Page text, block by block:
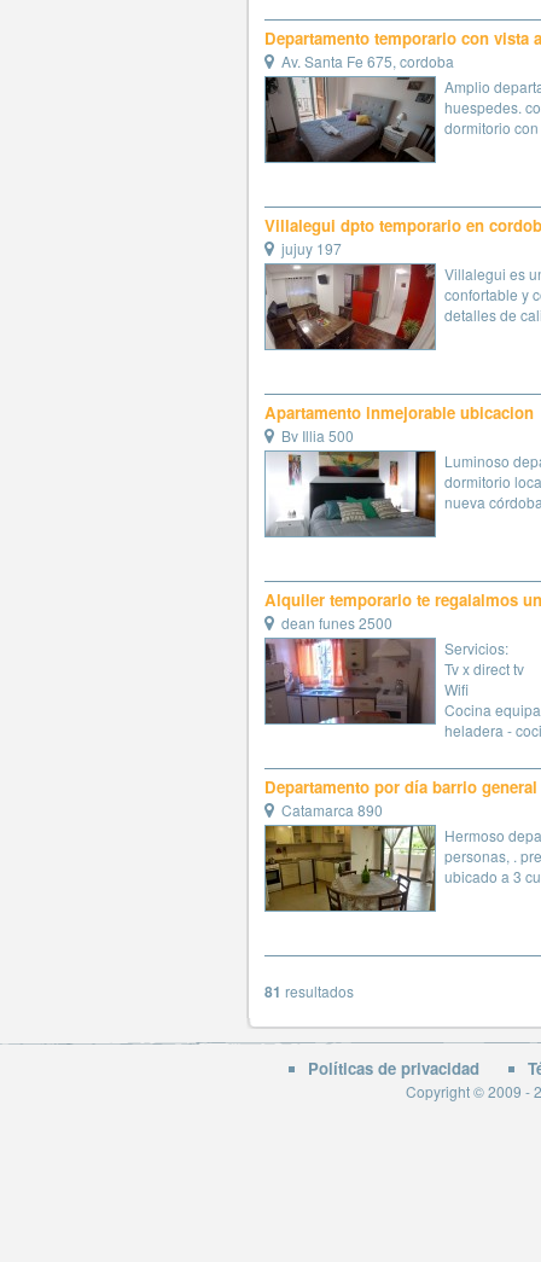
Departamento temporario con vista
Av. Santa Fe 675, cordoba
Amplio
huespedes.
dormitorio
Villalegui dpto temporario en
jujuy 197
Villalegui es
confortable y
detalles de
Apartamento inmejorable ubicacion
Bv Illia 500
Luminoso
dormitorio
nueva
Alquiler temporario te regalalmos
dean funes 2500
Servicios:
Tv x direct tv
Wifi
Cocina
heladera -
Departamento por día barrio
Catamarca 890
Hermoso
personas, .
ubicado a 3
81 resultados
Políticas de privacidad
Copyright © 2009 -